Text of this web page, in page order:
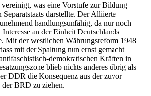
was eine Vorstufe zur Bildung
Separatstaats darstellte. Der Alliierte
handlungsunfähig, da nur noch
an der Einheit Deutschlands
Mit der westlichen Währungsreform 1948
mit der Spaltung nun ernst gemacht
demokratischen Kräften in
blieb nichts anderes übrig als
DDR die Konsequenz aus der zuvor
BRD zu ziehen.